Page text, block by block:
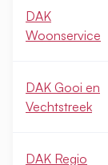
DAK
Woonservice
DAK Gooi en
Vechtstreek
DAK Regio